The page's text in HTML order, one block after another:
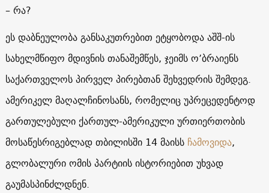
– რა?
ეს დაბნეულობა განსაკუთრებით ეტყობოდა აშშ-ის
სახელმწიფო მდივნის თანაშემწეს, ჯეიმს ო’ბრაიენს
საქართველოს პირველ პირებთან შეხვედრის შემდეგ.
ამერიკელ მაღალჩინოსანს, რომელიც უპრეცედენტოდ
გართულებული ქართულ-ამერიკული ურთიერთობის
მოსაწესრიგებლად თბილისში 14 მაისს ჩამოვიდა,
გლობალური ომის პარტიის ისტორიებით უხვად
გაუმასპინძლდნენ.